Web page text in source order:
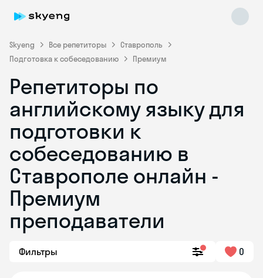
Skyeng Все репетиторы
Ставрополь
Подготовка к собеседованию
Премиум
Репетиторы по
английскому языку для
подготовки к
собеседованию в
Ставрополе онлайн -
Премиум
преподаватели
Фильтры 0
Skyeng Chat